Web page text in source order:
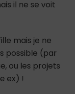
il ne se voit
mais je ne
possible (par
ou les projets
ex) !